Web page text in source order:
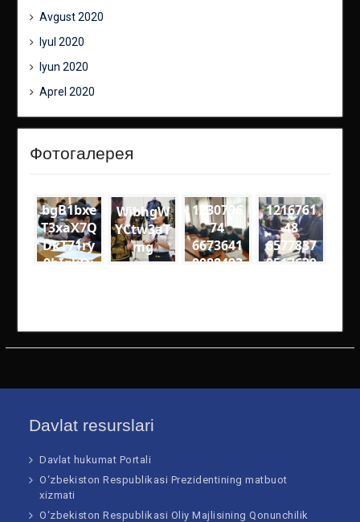
Avgust 2020
Iyul 2020
Iyun 2020
Aprel 2020
Фотогалерея
bgB1bxe
T3xaX7Q
DkT71ry
9bIgkQj
WibhgW
YCtw3aT
mg
1230796
74
6673641
0088493
46289 n
1216761
48
6577837
9517630
51652 n
Davlat resurslari
Davlat hukumat Portali
O‘zbekiston Respublikasi Prezidentining matbuot
xizmati
O‘zbekiston Respublikasi Oliy Majlisining Qonunchilik